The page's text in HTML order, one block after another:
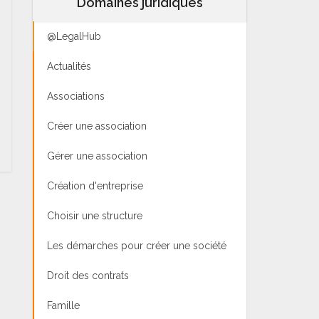
@LegalHub
Actualités
Associations
Créer une association
Gérer une association
Création d'entreprise
Choisir une structure
Les démarches pour créer une société
Droit des contrats
Famille